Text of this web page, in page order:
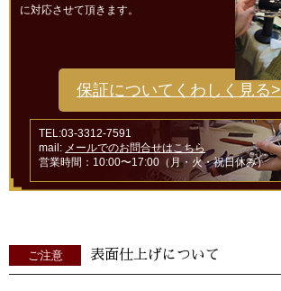
に対応させて頂きます。
保証についてくわしく見る>
TEL:03-3312-7591
mail: メールでのお問合せはこちら
営業時間：10:00〜17:00（月・火・祝日休み）
ご注意 表面仕上げについて